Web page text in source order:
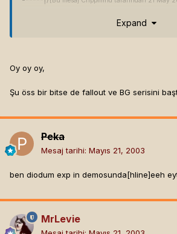
Expand
Oy oy oy,
Şu öss bir bitse de fallout ve BG serisini
Peka
Mesaj tarihi: Mayıs 21, 2003
ben diodum exp in demosunda[hline]eeh
MrLevie